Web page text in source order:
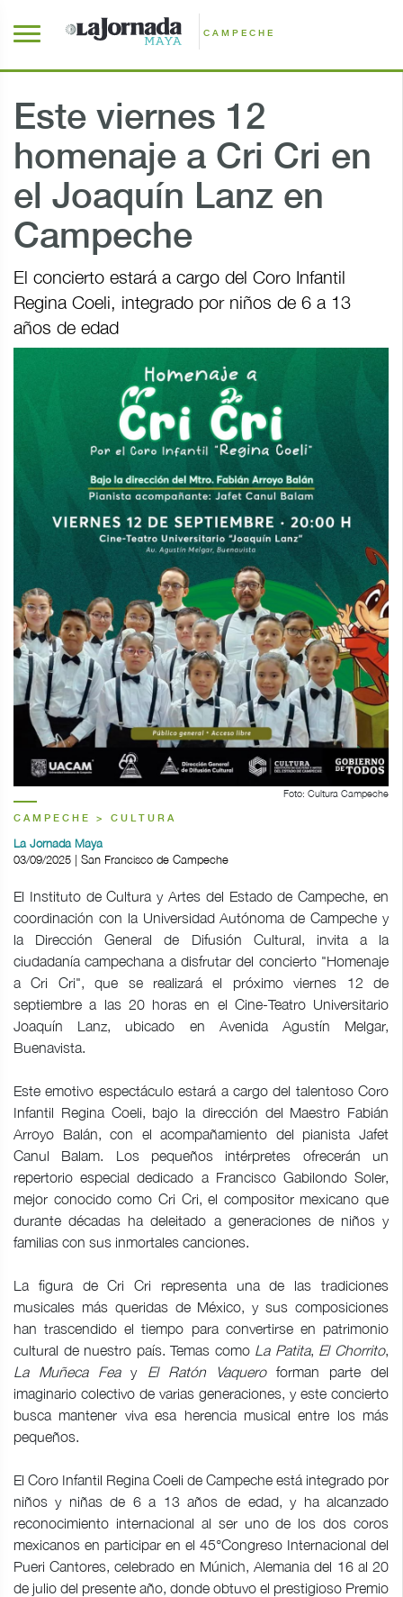
CAMPECHE
Este viernes 12
homenaje a Cri Cri en
el Joaquín Lanz en
Campeche
El concierto estará a cargo del Coro Infantil
Regina Coeli, integrado por niños de 6 a 13
años de edad
Foto: Cultura Campeche
CAMPECHE > CULTURA
La Jornada Maya
03/09/2025 | San Francisco de Campeche
El Instituto de Cultura y Artes del Estado de Campeche, en
coordinación con la Universidad Autónoma de Campeche y
la Dirección General de Difusión Cultural, invita a la
ciudadanía campechana a disfrutar del concierto "Homenaje
a Cri Cri", que se realizará el próximo viernes 12 de
septiembre a las 20 horas en el Cine-Teatro Universitario
Joaquín Lanz, ubicado en Avenida Agustín Melgar,
Buenavista.
Este emotivo espectáculo estará a cargo del talentoso Coro
Infantil Regina Coeli, bajo la dirección del Maestro Fabián
Arroyo Balán, con el acompañamiento del pianista Jafet
Canul Balam. Los pequeños intérpretes ofrecerán un
repertorio especial dedicado a Francisco Gabilondo Soler,
mejor conocido como Cri Cri, el compositor mexicano que
durante décadas ha deleitado a generaciones de niños y
familias con sus inmortales canciones.
La figura de Cri Cri representa una de las tradiciones
musicales más queridas de México, y sus composiciones
han trascendido el tiempo para convertirse en patrimonio
cultural de nuestro país. Temas comoLa Patita, El Chorrito,
La Muñeca
Feay El Ratón Vaqueroforman parte del
imaginario colectivo de varias generaciones, y este concierto
busca mantener viva esa herencia musical entre los más
pequeños.
El Coro Infantil Regina Coeli de Campeche está integrado por
niños y niñas de 6 a 13 años de edad, y ha alcanzado
reconocimiento internacional al ser uno de los dos coros
mexicanos en participar en el 45°Congreso Internacional del
Pueri Cantores, celebrado en Múnich, Alemania del 16 al 20
de julio del presente año, donde obtuvo el prestigioso Premio